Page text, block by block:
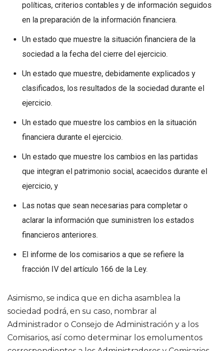
políticas, criterios contables y de información seguidos
en la preparación de la información financiera.
Un estado que muestre la situación financiera de la
sociedad a la fecha del cierre del ejercicio.
Un estado que muestre, debidamente explicados y
clasificados, los resultados de la sociedad durante el
ejercicio.
Un estado que muestre los cambios en la situación
financiera durante el ejercicio.
Un estado que muestre los cambios en las partidas
que integran el patrimonio social, acaecidos durante el
ejercicio, y
Las notas que sean necesarias para completar o
aclarar la información que suministren los estados
financieros anteriores.
El informe de los comisarios a que se refiere la
fracción IV del artículo 166 de la Ley.
Asimismo, se indica que en dicha asamblea la
sociedad podrá, en su caso, nombrar al
Administrador o Consejo de Administración y a los
Comisarios, así como determinar los emolumentos